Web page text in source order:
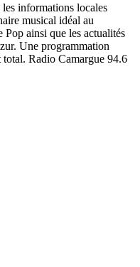
informations locales
musical idéal au
ainsi que les actualités
Une programmation
total. Radio Camargue 94.6